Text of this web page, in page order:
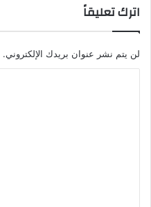
اترك تعليقاً
لن يتم نشر عنوان بريدك الإلكتروني.